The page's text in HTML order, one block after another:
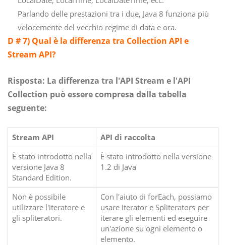
Parlando delle prestazioni tra i due, Java 8 funziona più
velocemente del vecchio regime di data e ora.
D # 7) Qual è la differenza tra Collection API e
Stream API?
Risposta: La differenza tra l'API Stream e l'API
Collection può essere compresa dalla tabella
seguente:
Stream API
API di raccolta
È stato introdotto nella
versione Java 8
Standard Edition.
È stato introdotto nella versione
1.2 di Java
Non è possibile
utilizzare l'iteratore e
gli spliteratori.
Con l'aiuto di forEach, possiamo
usare Iterator e Spliterators per
iterare gli elementi ed eseguire
un'azione su ogni elemento o
elemento.